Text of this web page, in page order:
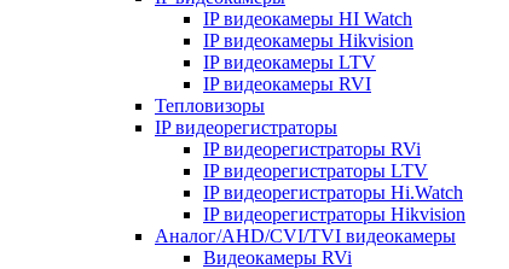
IP видеокамеры HI Watch
IP видеокамеры Hikvision
IP видеокамеры LTV
IP видеокамеры RVI
Тепловизоры
IP видеорегистраторы
IP видеорегистраторы RVi
IP видеорегистраторы LTV
IP видеорегистраторы Hi.Watch
IP видеорегистраторы Hikvision
Аналог/AHD/CVI/TVI видеокамеры
Видеокамеры RVi